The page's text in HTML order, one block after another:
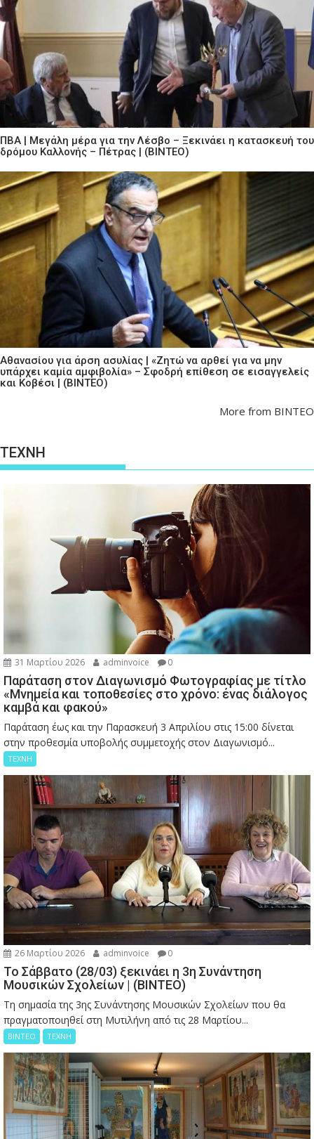
ΠΒΑ | Μεγάλη μέρα για την Λέσβο – Ξεκινάει η κατασκευή του
δρόμου Καλλονής – Πέτρας | (ΒΙΝΤΕΟ)
Αθανασίου για άρση ασυλίας | «Ζητώ να αρθεί για να μην
υπάρχει καμία αμφιβολία» – Σφοδρή επίθεση σε εισαγγελείς
και Κοβέσι | (ΒΙΝΤΕΟ)
More from ΒΙΝΤΕΟ
ΤΕΧΝΗ
31 Μαρτίου 2026 adminvoice 0
Παράταση στον Διαγωνισμό Φωτογραφίας με τίτλο
«Μνημεία και τοποθεσίες στο χρόνο: ένας διάλογος
καμβά και φακού»
Παράταση έως και την Παρασκευή 3 Απριλίου στις 15:00 δίνεται
στην προθεσμία υποβολής συμμετοχής στον Διαγωνισμό...
ΤΕΧΝΗ
26 Μαρτίου 2026 adminvoice 0
Το Σάββατο (28/03) ξεκινάει η 3η Συνάντηση
Μουσικών Σχολείων | (ΒΙΝΤΕΟ)
Τη σημασία της 3ης Συνάντησης Μουσικών Σχολείων που θα
πραγματοποιηθεί στη Μυτιλήνη από τις 28 Μαρτίου...
ΒΙΝΤΕΟ ΤΕΧΝΗ